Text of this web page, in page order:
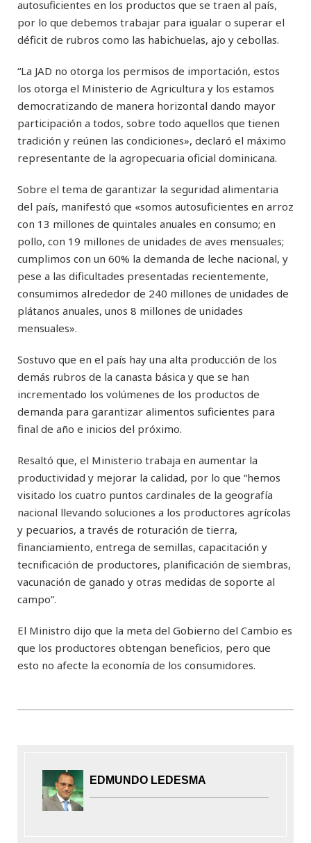
autosuficientes en los productos que se traen al país,
por lo que debemos trabajar para igualar o superar el
déficit de rubros como las habichuelas, ajo y cebollas.
“La JAD no otorga los permisos de importación, estos
los otorga el Ministerio de Agricultura y los estamos
democratizando de manera horizontal dando mayor
participación a todos, sobre todo aquellos que tienen
tradición y reúnen las condiciones», declaró el máximo
representante de la agropecuaria oficial dominicana.
Sobre el tema de garantizar la seguridad alimentaria
del país, manifestó que «somos autosuficientes en arroz
con 13 millones de quintales anuales en consumo; en
pollo, con 19 millones de unidades de aves mensuales;
cumplimos con un 60% la demanda de leche nacional, y
pese a las dificultades presentadas recientemente,
consumimos alrededor de 240 millones de unidades de
plátanos anuales, unos 8 millones de unidades
mensuales».
Sostuvo que en el país hay una alta producción de los
demás rubros de la canasta básica y que se han
incrementado los volúmenes de los productos de
demanda para garantizar alimentos suficientes para
final de año e inicios del próximo.
Resaltó que, el Ministerio trabaja en aumentar la
productividad y mejorar la calidad, por lo que “hemos
visitado los cuatro puntos cardinales de la geografía
nacional llevando soluciones a los productores agrícolas
y pecuarios, a través de roturación de tierra,
financiamiento, entrega de semillas, capacitación y
tecnificación de productores, planificación de siembras,
vacunación de ganado y otras medidas de soporte al
campo”.
El Ministro dijo que la meta del Gobierno del Cambio es
que los productores obtengan beneficios, pero que
esto no afecte la economía de los consumidores.
EDMUNDO LEDESMA